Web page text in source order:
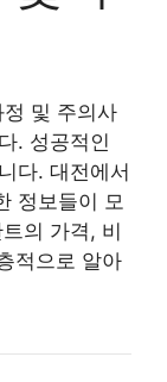
및 주의사
. 성공적인
다. 대전에서
정보들이 모
의 가격, 비
적으로 알아